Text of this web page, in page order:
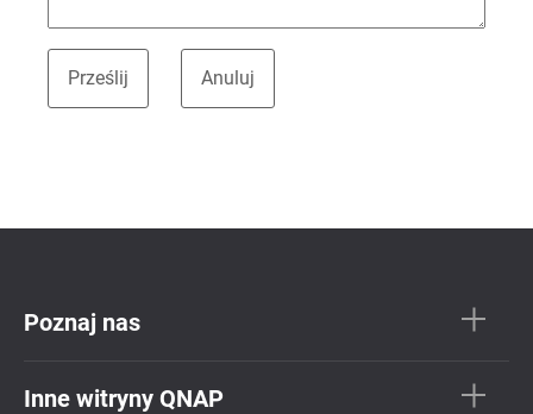
Poznaj nas
Inne witryny QNAP